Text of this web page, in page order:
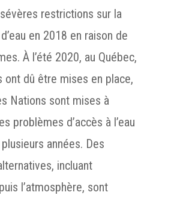
restrictions sur la
en 2018 en raison de
À l’été 2020, au Québec,
ont dû être mises en place,
Nations sont mises à
problèmes d’accès à l’eau
années. Des
incluant
l’atmosphère, sont